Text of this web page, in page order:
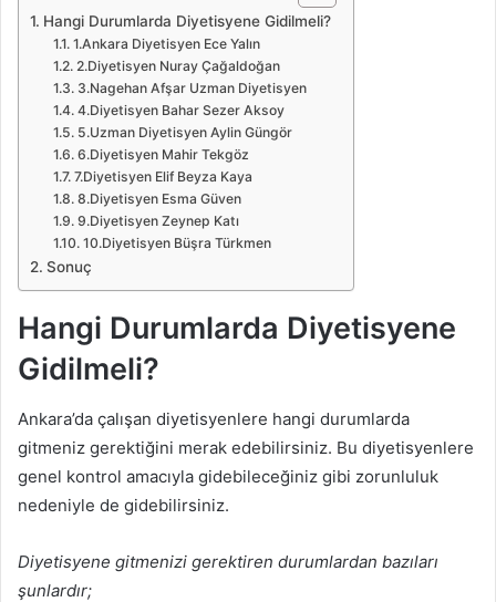
Hangi Durumlarda Diyetisyene Gidilmeli?
1.Ankara Diyetisyen Ece Yalın
2.Diyetisyen Nuray Çağaldoğan
3.Nagehan Afşar Uzman Diyetisyen
4.Diyetisyen Bahar Sezer Aksoy
5.Uzman Diyetisyen Aylin Güngör
6.Diyetisyen Mahir Tekgöz
7.Diyetisyen Elif Beyza Kaya
8.Diyetisyen Esma Güven
9.Diyetisyen Zeynep Katı
10.Diyetisyen Büşra Türkmen
Sonuç
Hangi Durumlarda Diyetisyene
Gidilmeli?
Ankara’da çalışan diyetisyenlere hangi durumlarda
gitmeniz gerektiğini merak edebilirsiniz. Bu diyetisyenlere
genel kontrol amacıyla gidebileceğiniz gibi zorunluluk
nedeniyle de gidebilirsiniz.
Diyetisyene gitmenizi gerektiren durumlardan bazıları
şunlardır;